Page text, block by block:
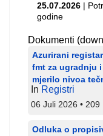
25.07.2026 |
godine
Dokumenti
Azurirani
fmt za ugradnju
mjerilo nivoa
In Registri
06 Juli 2026 209
Odluka o